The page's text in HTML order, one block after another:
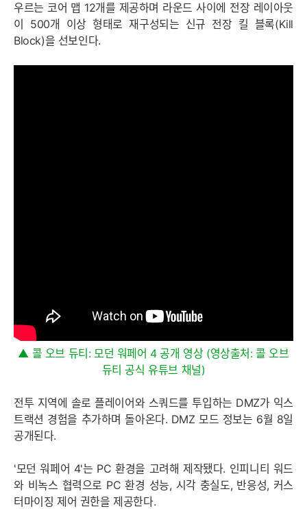
우르는 코어 맵 12개를 제공하며 라운드 사이에 전장 레이아웃
이 500개 이상 형태로 재구성되는 신규 전장 킬 블록(Kill
Block)을 선보인다.
▲ 콜 오브 듀티: 모던 워페어 4 공개 영상 (영상출처: 콜 오브
듀티 공식 유튜브 채널)
전투 지역에 솔로 플레이어와 스쿼드를 투입하는 DMZ가 익스
트랙션 경험을 추가하며 돌아온다. DMZ 모드 정보는 6월 8일
공개된다.
'모던 워페어 4'는 PC 환경을 고려해 제작됐다. 인피니티 워드
와 비녹스 협력으로 PC 환경 성능, 시각 충실도, 반응성, 커스
터마이징 제어 권한을 제공한다.